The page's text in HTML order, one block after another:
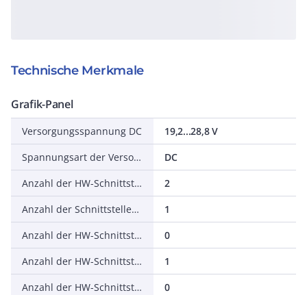
Technische Merkmale
Grafik-Panel
Versorgungsspannung DC
19,2...28,8 V
Spannungsart der Versorgungsspannung
DC
Anzahl der HW-Schnittstellen Industrial Ethernet
2
Anzahl der Schnittstellen PROFINET
1
Anzahl der HW-Schnittstellen seriell RS-422
0
Anzahl der HW-Schnittstellen seriell RS-485
1
Anzahl der HW-Schnittstellen seriell TTY
0